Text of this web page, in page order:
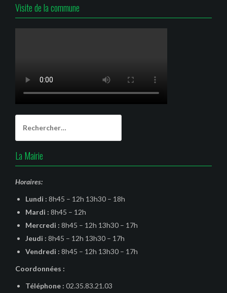
Visite de la commune
La Mairie
Horaires:
Lundi : 8h45 – 12h 13h30 – 18h
Mardi : 8h45 – 12h
Mercredi : 8h45 – 12h 13h30 – 17h
Jeudi : 8h45 – 12h 13h30 – 17h
Vendredi : 8h45 – 12h 13h30 – 17h
Coordonnées :
Téléphone : 02.35.83.21.03